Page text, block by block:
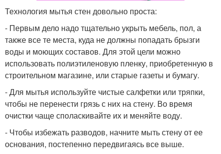
Технология мытья стен довольно проста:
- Первым дело надо тщательно укрыть мебель, пол, а
также все те места, куда не должны попадать брызги
воды и моющих составов. Для этой цели можно
использовать полиэтиленовую пленку, приобретенную в
строительном магазине, или старые газеты и бумагу.
- Для мытья используйте чистые салфетки или тряпки,
чтобы не перенести грязь с них на стену. Во время
очистки чаще споласкивайте их и меняйте воду.
- Чтобы избежать разводов, начните мыть стену от ее
основания, постепенно передвигаясь все выше.